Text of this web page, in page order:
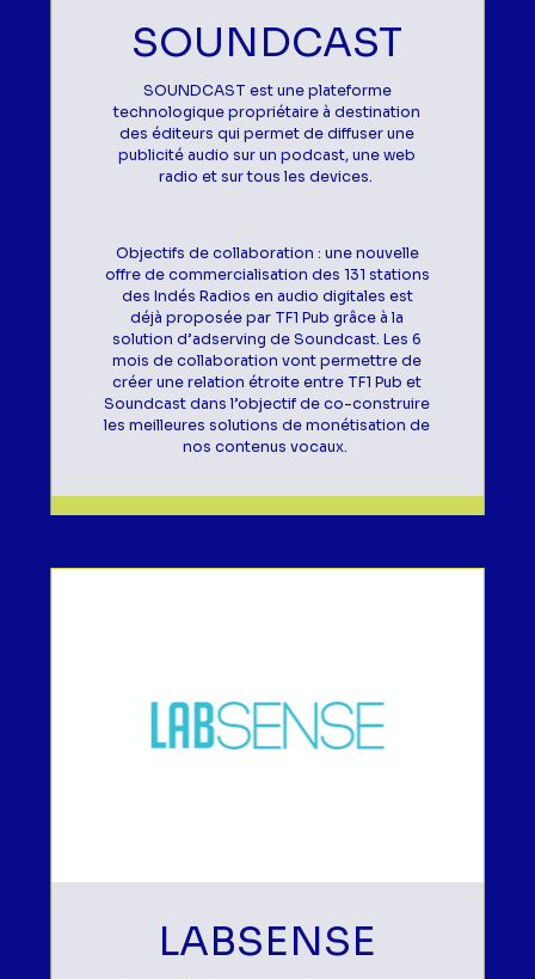
SOUNDCAST
SOUNDCAST est une plateforme
technologique propriétaire à destination
des éditeurs qui permet de diffuser une
publicité audio sur un podcast, une web
radio et sur tous les devices.
Objectifs de collaboration : une nouvelle
offre de commercialisation des 131 stations
des Indés Radios en audio digitales est
déjà proposée par TF1 Pub grâce à la
solution d’adserving de Soundcast. Les 6
mois de collaboration vont permettre de
créer une relation étroite entre TF1 Pub et
Soundcast dans l’objectif de co-construire
les meilleures solutions de monétisation de
nos contenus vocaux.
LABSENSE